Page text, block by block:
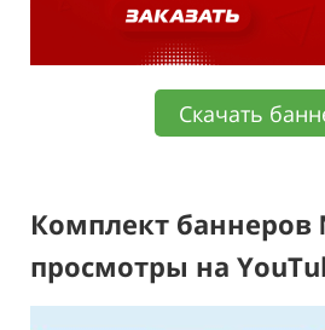
Скачать
Комплект
просмотры на